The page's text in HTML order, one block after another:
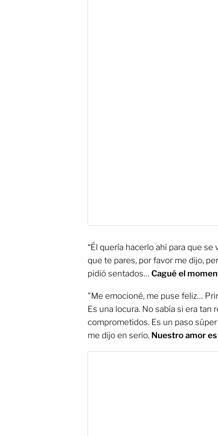
“Él quería hacerlo ahí para que
que te pares, por favor me dijo,
pidió sentados… Cagué el
"Me emocioné, me puse feliz…
Es una locura. No sabía si era tan
comprometidos. Es un paso
me dijo en serio. Nuestro amor